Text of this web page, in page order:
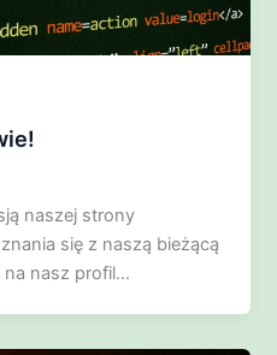
naszej strony
się z naszą bieżącą
na nasz profil…